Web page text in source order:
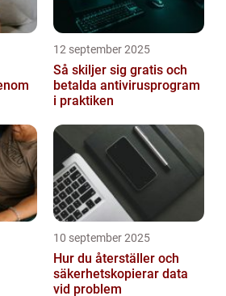
12 september 2025
Så skiljer sig gratis och
betalda antivirusprogram
i praktiken
10 september 2025
Hur du återställer och
säkerhetskopierar data
vid problem